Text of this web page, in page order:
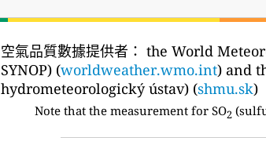
空氣品質數據提供者： the World
SYNOP) (worldweather.wmo.int) and
hydrometeorologický ústav) (shmu.sk)
Note that the measurement for SO2